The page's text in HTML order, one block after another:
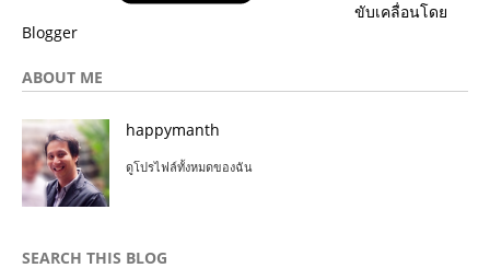
ขับเคลื่อนโดย
Blogger
ABOUT ME
happymanth
ดูโปรไฟล์ทั้งหมดของฉัน
SEARCH THIS BLOG